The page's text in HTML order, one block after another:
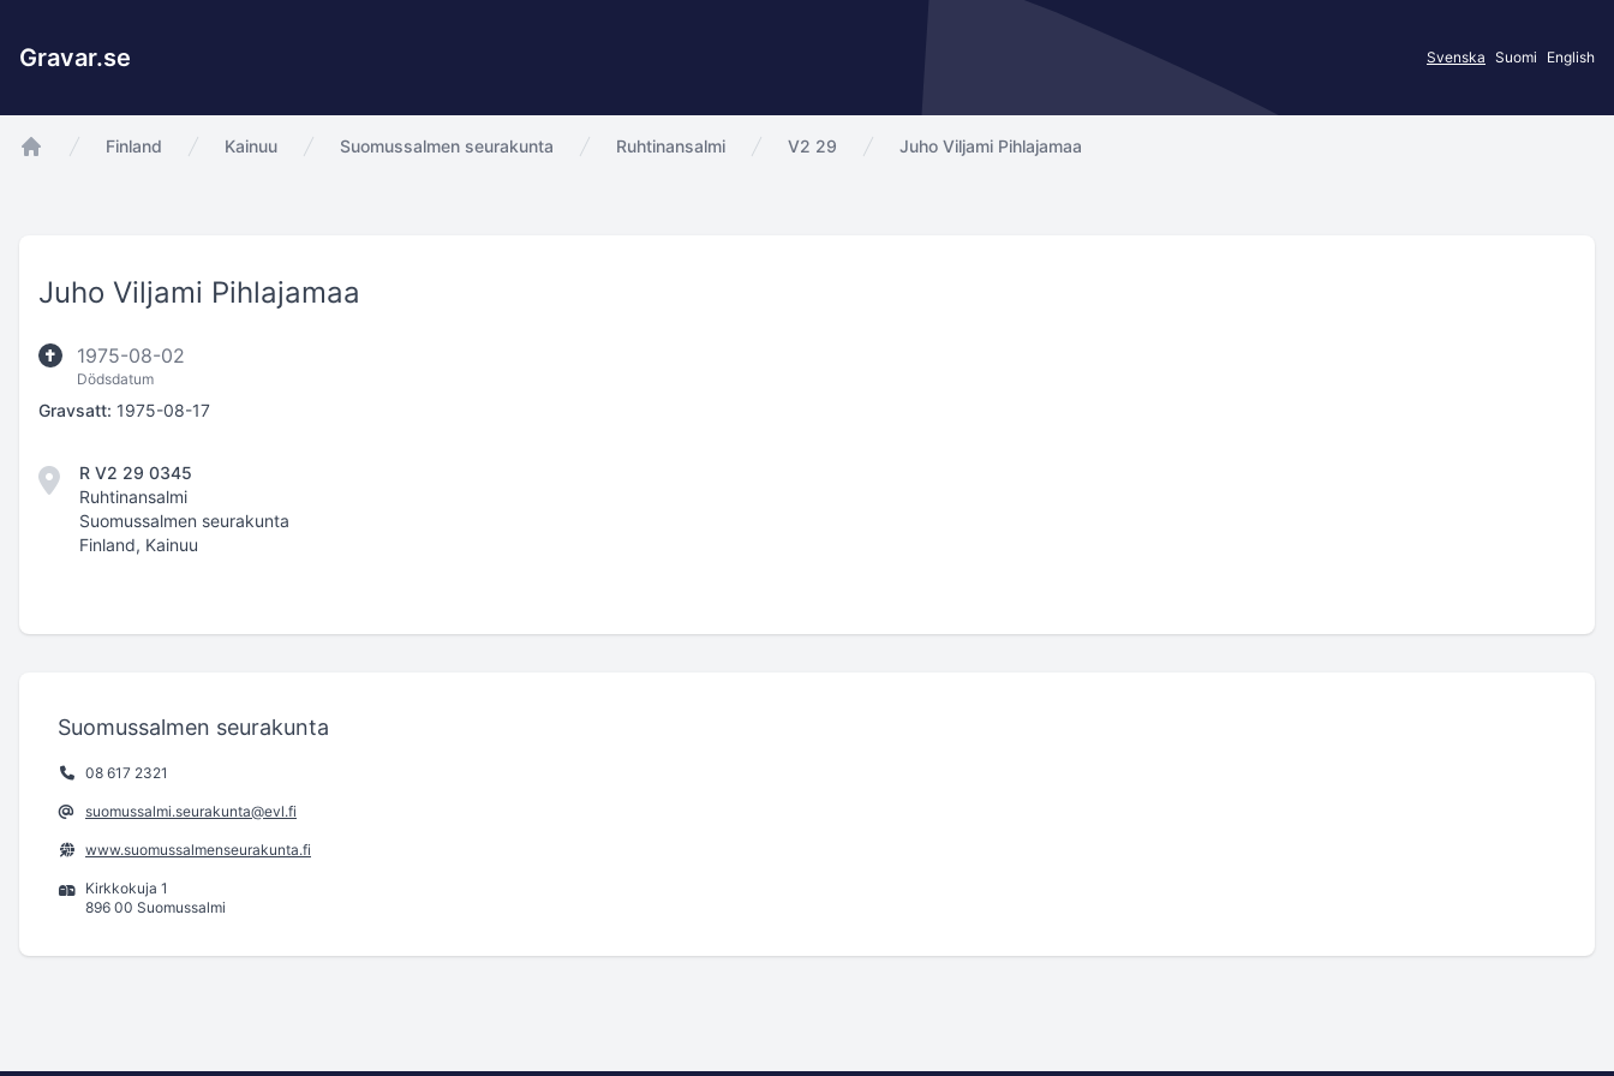
Gravar.se Svenska Suomi English
Finland Kainuu Suomussalmen seurakunta Ruhtinansalmi V2 29 Juho Viljami Pihlajamaa
Juho Viljami Pihlajamaa
1975-08-02
Dödsdatum
Gravsatt: 1975-08-17
R V2 29 0345
Ruhtinansalmi
Suomussalmen seurakunta
Finland, Kainuu
Suomussalmen seurakunta
08 617 2321
suomussalmi.seurakunta@evl.fi
www.suomussalmenseurakunta.fi
Kirkkokuja 1
896 00 Suomussalmi